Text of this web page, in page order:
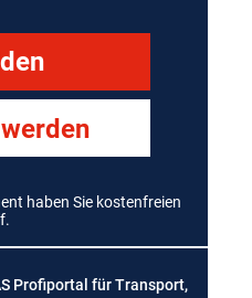
haben Sie kostenfreien
Profiportal für Transport,